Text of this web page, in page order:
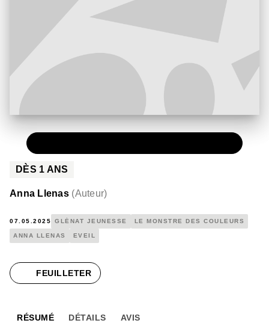
DÈS 1 ANS
Anna Llenas (Auteur)
07.05.2025 GLÉNAT JEUNESSE LE MONSTRE DES COULEURS
ANNA LLENAS EVEIL
FEUILLETER
RÉSUMÉ DÉTAILS AVIS